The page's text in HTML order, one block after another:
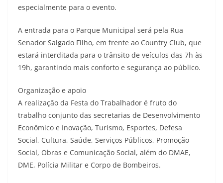
especialmente para o evento.
A entrada para o Parque Municipal será pela Rua
Senador Salgado Filho, em frente ao Country Club, que
estará interditada para o trânsito de veículos das 7h às
19h, garantindo mais conforto e segurança ao público.
Organização e apoio
A realização da Festa do Trabalhador é fruto do
trabalho conjunto das secretarias de Desenvolvimento
Econômico e Inovação, Turismo, Esportes, Defesa
Social, Cultura, Saúde, Serviços Públicos, Promoção
Social, Obras e Comunicação Social, além do DMAE,
DME, Polícia Militar e Corpo de Bombeiros.